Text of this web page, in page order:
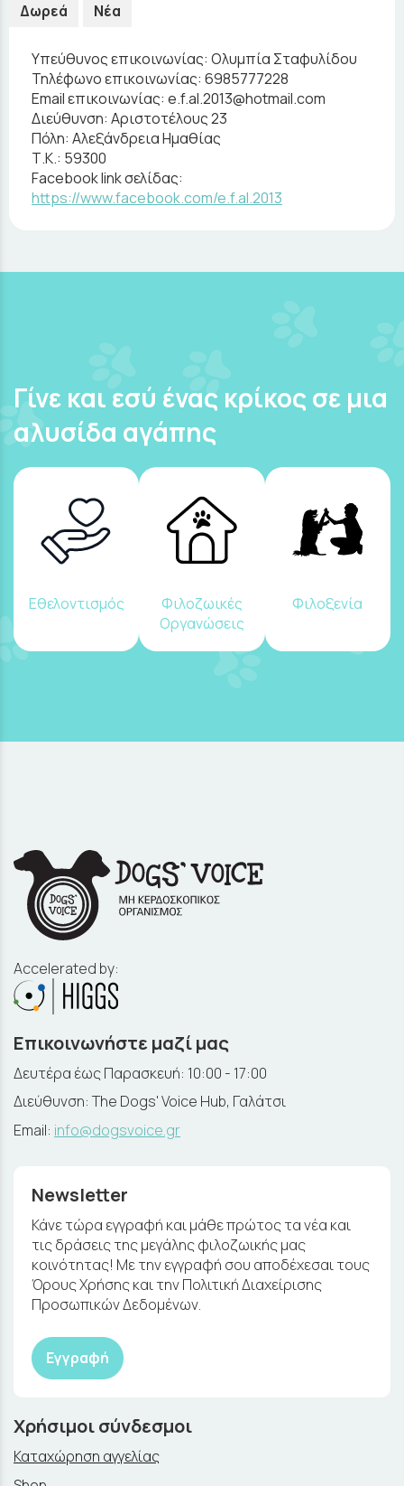
Δωρεά
Νέα
Υπεύθυνος επικοινωνίας: Ολυμπία Σταφυλίδου
Τηλέφωνο επικοινωνίας: 6985777228
Email επικοινωνίας: e.f.al.2013@hotmail.com
Διεύθυνση: Αριστοτέλους 23
Πόλη: Αλεξάνδρεια Ημαθίας
Τ.Κ.: 59300
Facebook link σελίδας:
https://www.facebook.com/e.f.al.2013
Γίνε και εσύ ένας κρίκος σε μια
αλυσίδα αγάπης
Εθελοντισμός
Φιλοζωικές
Οργανώσεις
Φιλοξενία
Accelerated by:
Επικοινωνήστε μαζί μας
Δευτέρα έως Παρασκευή: 10:00 - 17:00
Διεύθυνση: The Dogs' Voice Hub, Γαλάτσι
Email: info@dogsvoice.gr
Newsletter
Κάνε τώρα εγγραφή και μάθε πρώτος τα νέα και
τις δράσεις της μεγάλης φιλοζωικής μας
κοινότητας! Με την εγγραφή σου αποδέχεσαι τους
Όρους Χρήσης και την Πολιτική Διαχείρισης
Προσωπικών Δεδομένων.
Εγγραφή
Χρήσιμοι σύνδεσμοι
Καταχώρηση αγγελίας